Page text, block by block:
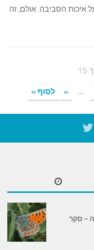
איכות הסביבה. אולם, זה
...
» לסוף »
– סקר